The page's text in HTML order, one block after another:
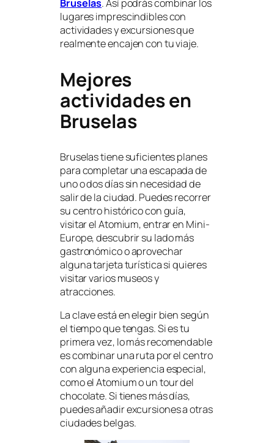
Bruselas. Así podrás combinar los
lugares imprescindibles con
actividades y excursiones que
realmente encajen con tu viaje.
Mejores
actividades en
Bruselas
Bruselas tiene suficientes planes
para completar una escapada de
uno o dos días sin necesidad de
salir de la ciudad. Puedes recorrer
su centro histórico con guía,
visitar el Atomium, entrar en Mini-
Europe, descubrir su lado más
gastronómico o aprovechar
alguna tarjeta turística si quieres
visitar varios museos y
atracciones.
La clave está en elegir bien según
el tiempo que tengas. Si es tu
primera vez, lo más recomendable
es combinar una ruta por el centro
con alguna experiencia especial,
como el Atomium o un tour del
chocolate. Si tienes más días,
puedes añadir excursiones a otras
ciudades belgas.